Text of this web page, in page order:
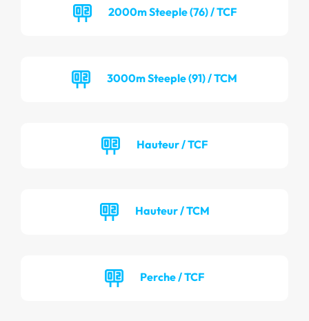
2000m Steeple (76) / TCF
3000m Steeple (91) / TCM
Hauteur / TCF
Hauteur / TCM
Perche / TCF